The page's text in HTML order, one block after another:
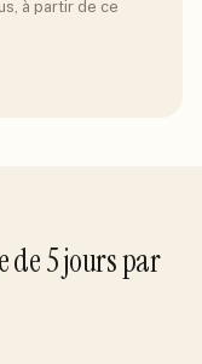
à partir de ce
de5jourspar